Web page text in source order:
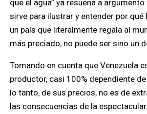
que el agua” ya resuena a
sirve para ilustrar y entender por qué
un país que literalmente regala al
más preciado, no puede ser sino un
Tomando en cuenta que Venezuela es un país mono-
productor, casi 100% dependiente
lo tanto, de sus precios, no es de
las consecuencias de la